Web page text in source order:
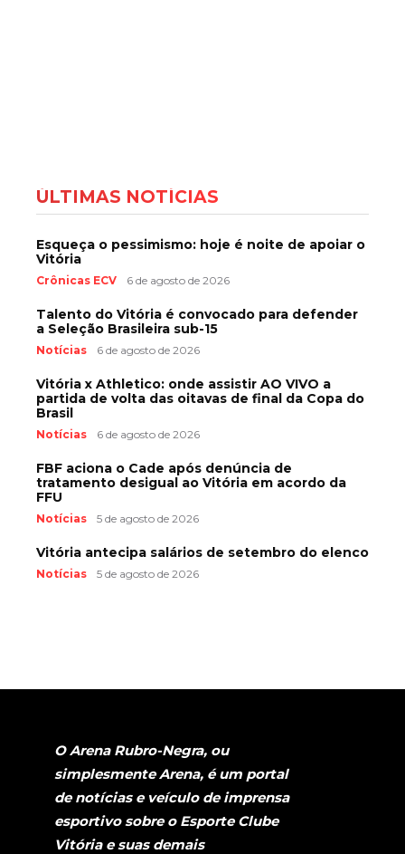
ÚLTIMAS NOTÍCIAS
Esqueça o pessimismo: hoje é noite de apoiar o
Vitória
Crônicas ECV 6 de agosto de 2026
Talento do Vitória é convocado para defender
a Seleção Brasileira sub-15
Notícias 6 de agosto de 2026
Vitória x Athletico: onde assistir AO VIVO a
partida de volta das oitavas de final da Copa do
Brasil
Notícias 6 de agosto de 2026
FBF aciona o Cade após denúncia de
tratamento desigual ao Vitória em acordo da
FFU
Notícias 5 de agosto de 2026
Vitória antecipa salários de setembro do elenco
Notícias 5 de agosto de 2026
O Arena Rubro-Negra, ou
simplesmente Arena, é um portal
de notícias e veículo de imprensa
esportivo sobre o Esporte Clube
Vitória e suas demais